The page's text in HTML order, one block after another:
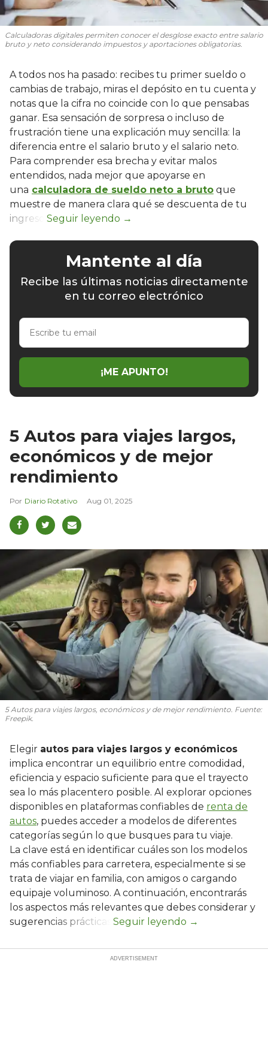
Calculadoras digitales permiten conocer el desglose exacto entre salario
bruto y neto considerando impuestos y aportaciones obligatorias.
A todos nos ha pasado: recibes tu primer sueldo o
cambias de trabajo, miras el depósito en tu cuenta y
notas que la cifra no coincide con lo que pensabas
ganar. Esa sensación de sorpresa o incluso de
frustración tiene una explicación muy sencilla: la
diferencia entre el salario bruto y el salario neto.
Para comprender esa brecha y evitar malos
entendidos, nada mejor que apoyarse en
una calculadora de sueldo neto a bruto que
muestre de manera clara qué se descuenta de tu
ingreso.
Mantente al día
Recibe las últimas noticias directamente
en tu correo electrónico
Escribe
email
¡ME APUNTO!
5 Autos para viajes largos,
económicos y de mejor
rendimiento
Diario Rotativo Aug 01, 2025
5 Autos para viajes largos, económicos y de mejor rendimiento. Fuente:
Freepik.
Elegir autos para viajes largos y económicos
implica encontrar un equilibrio entre comodidad,
eficiencia y espacio suficiente para que el trayecto
sea lo más placentero posible. Al explorar opciones
disponibles en plataformas confiables de renta de
autos, puedes acceder a modelos de diferentes
categorías según lo que busques para tu viaje.
La clave está en identificar cuáles son los modelos
más confiables para carretera, especialmente si se
trata de viajar en familia, con amigos o cargando
equipaje voluminoso. A continuación, encontrarás
los aspectos más relevantes que debes considerar y
sugerencias prácticas.